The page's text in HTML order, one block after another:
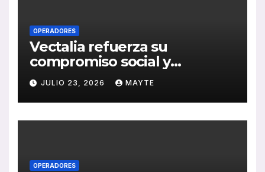
OPERADORES
Vectalia refuerza su
compromiso social y
medioambiental con la
publicación de su Memoria
de RSC 2025
JULIO 23, 2026 MAYTE
OPERADORES